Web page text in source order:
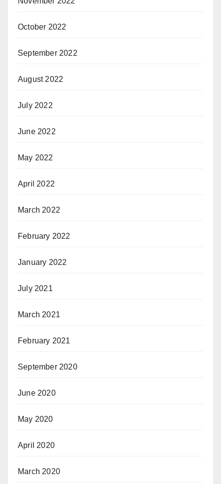
October 2022
September 2022
August 2022
July 2022
June 2022
May 2022
April 2022
March 2022
February 2022
January 2022
July 2021
March 2021
February 2021
September 2020
June 2020
May 2020
April 2020
March 2020